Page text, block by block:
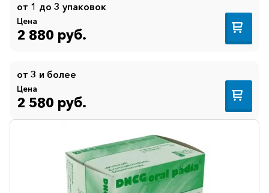
от 1 до 3 упаковок
Цена
2 880 руб.
от 3 и более
Цена
2 580 руб.